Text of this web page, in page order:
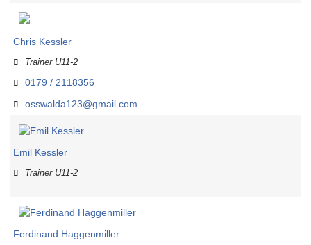
Chris Kessler
Trainer U11-2
0179 / 2118356
osswalda123@gmail.com
Emil Kessler
Trainer U11-2
Ferdinand Haggenmiller